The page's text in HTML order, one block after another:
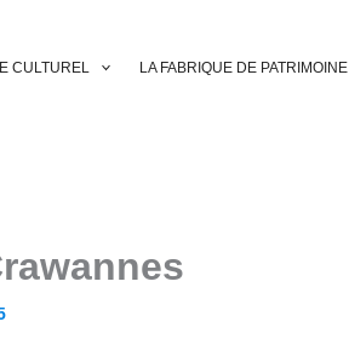
CULTUREL LA FABRIQUE DE PATRIMOINE